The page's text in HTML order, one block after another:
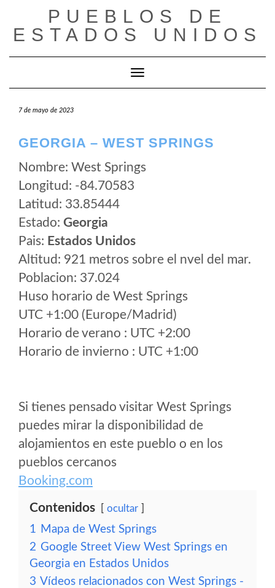
contenido
PUEBLOS DE
ESTADOS UNIDOS
Cambiar modo de navegación
7 de mayo de 2023
GEORGIA – WEST SPRINGS
Nombre: West Springs
Longitud: -84.70583
Latitud: 33.85444
Estado: Georgia
Pais: Estados Unidos
Altitud: 921 metros sobre el nvel del mar.
Poblacion: 37.024
Huso horario de West Springs
UTC +1:00 (Europe/Madrid)
Horario de verano : UTC +2:00
Horario de invierno : UTC +1:00
Si tienes pensado visitar West Springs
puedes mirar la disponibilidad de
alojamientos en este pueblo o en los
pueblos cercanos
Booking.com
Contenidos ocultar
1 Mapa de West Springs
2 Google Street View West Springs en
Georgia en Estados Unidos
3 Vídeos relacionados con West Springs -